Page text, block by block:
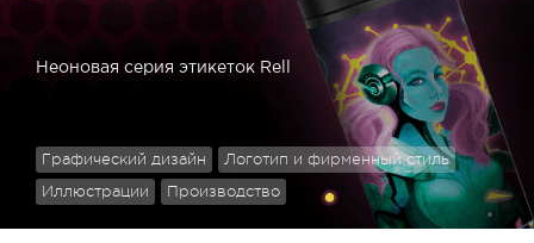
Неоновая серия этикеток Rell
Графический дизайн
Логотип и фирменный стиль
Иллюстрации
Производство